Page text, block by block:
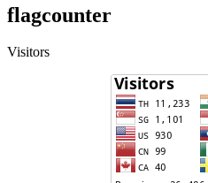
flagcounter
Visitors